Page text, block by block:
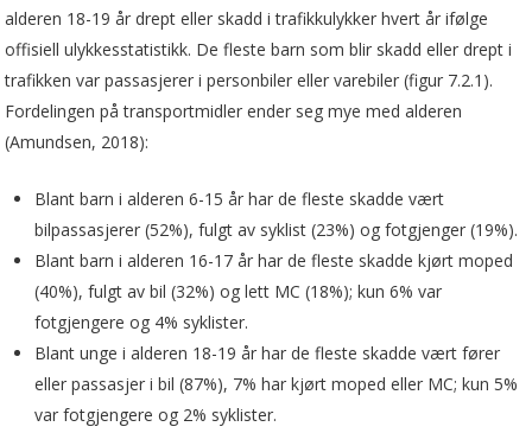
alderen 18-19 år drept eller skadd i trafikkulykker hvert år ifølge
offisiell ulykkesstatistikk. De fleste barn som blir skadd eller drept i
trafikken var passasjerer i personbiler eller varebiler (figur 7.2.1).
Fordelingen på transportmidler ender seg mye med alderen
(Amundsen, 2018):
Blant barn i alderen 6-15 år har de fleste skadde vært
bilpassasjerer (52%), fulgt av syklist (23%) og fotgjenger (19%).
Blant barn i alderen 16-17 år har de fleste skadde kjørt moped
(40%), fulgt av bil (32%) og lett MC (18%); kun 6% var
fotgjengere og 4% syklister.
Blant unge i alderen 18-19 år har de fleste skadde vært fører
eller passasjer i bil (87%), 7% har kjørt moped eller MC; kun 5%
var fotgjengere og 2% syklister.